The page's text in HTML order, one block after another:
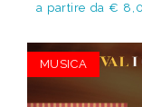
a partire da €
MUSICA